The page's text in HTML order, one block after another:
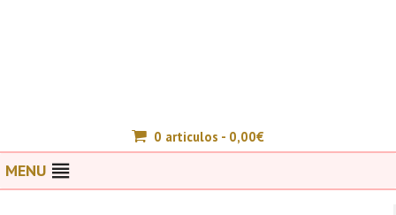
0 articulos - 0,00€
MENU